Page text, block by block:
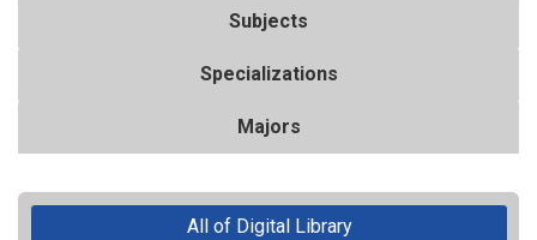
Subjects
Specializations
Majors
All of Digital Library